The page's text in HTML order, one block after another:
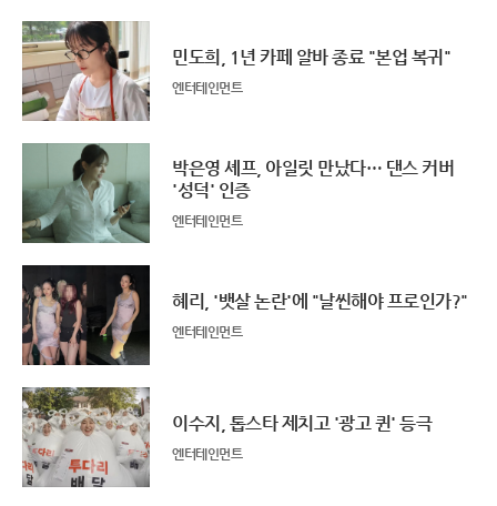
민도희, 1년 카페 알바 종료 "본업 복귀"
엔터테인먼트
박은영 셰프, 아일릿 만났다… 댄스 커버
'성덕' 인증
엔터테인먼트
혜리, '뱃살 논란'에 "날씬해야 프로인가?"
엔터테인먼트
이수지, 톱스타 제치고 '광고 퀸' 등극
엔터테인먼트